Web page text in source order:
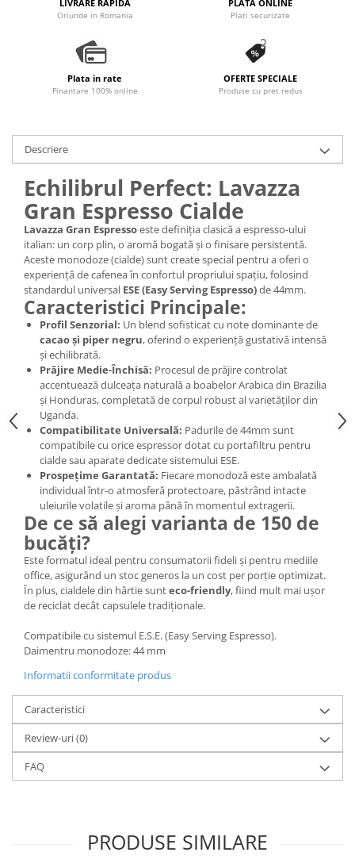
Portafiltre
LIVRARE RAPIDA
Oriunde in Romania
PLATA ONLINE
Plati securizate
Plata in rate
Finantare 100% online
OFERTE SPECIALE
Produse cu pret redus
Descriere
Echilibrul Perfect: Lavazza
Gran Espresso Cialde
Lavazza Gran Espressoeste definiția clasică a espresso-ului
italian: un corp plin, o aromă bogată și o finisare persistentă.
Aceste monodoze (cialde) sunt create special pentru a oferi o
experiență de cafenea în confortul propriului spațiu, folosind
standardul universal ESE (Easy Serving Espresso)de 44mm.
Caracteristici Principale:
Profil Senzorial: Un blend sofisticat cu note dominante de
cacao și piper negru, oferind o experiență gustativă intensă
și echilibrată.
Prăjire Medie-Închisă: Procesul de prăjire controlat
accentuează dulceața naturală a boabelor Arabica din Brazilia
și Honduras, completată de corpul robust al varietăților din
Uganda.
Compatibilitate Universală: Padurile de 44mm sunt
compatibile cu orice espressor dotat cu portafiltru pentru
cialde sau aparate dedicate sistemului ESE.
Prospețime Garantată: Fiecare monodoză este ambalată
individual într-o atmosferă protectoare, păstrând intacte
uleiurile volatile și aroma până în momentul extragerii.
De ce să alegi varianta de 150 de
bucăți?
Este formatul ideal pentru consumatorii fideli și pentru mediile
office, asigurând un stoc generos la un cost per porție optimizat.
În plus, cialdele din hârtie sunteco-friendly, fiind mult mai ușor
de reciclat decât capsulele tradiționale.
Compatibile cu sistemul E.S.E. (Easy Serving Espresso).
Daimentru monodoze: 44 mm
Informatii conformitate produs
Caracteristici
Review-uri(0)
FAQ
PRODUSE SIMILARE